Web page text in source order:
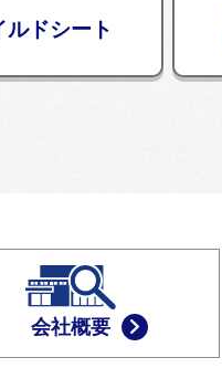
ルドシート
会社概要